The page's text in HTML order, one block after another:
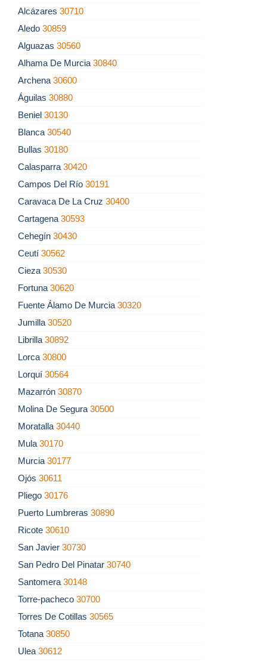
Alcázares 30710
Aledo 30859
Alguazas 30560
Alhama De Murcia 30840
Archena 30600
Águilas 30880
Beniel 30130
Blanca 30540
Bullas 30180
Calasparra 30420
Campos Del Río 30191
Caravaca De La Cruz 30400
Cartagena 30593
Cehegín 30430
Ceutí 30562
Cieza 30530
Fortuna 30620
Fuente Álamo De Murcia 30320
Jumilla 30520
Librilla 30892
Lorca 30800
Lorquí 30564
Mazarrón 30870
Molina De Segura 30500
Moratalla 30440
Mula 30170
Murcia 30177
Ojós 30611
Pliego 30176
Puerto Lumbreras 30890
Ricote 30610
San Javier 30730
San Pedro Del Pinatar 30740
Santomera 30148
Torre-pacheco 30700
Torres De Cotillas 30565
Totana 30850
Ulea 30612